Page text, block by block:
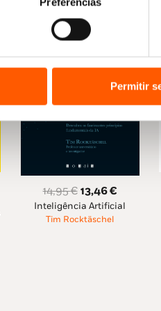
Permitir
14,95€ O
preço
original
13,46€O
preço
Inteligência Artificial
Tim Rocktäschel